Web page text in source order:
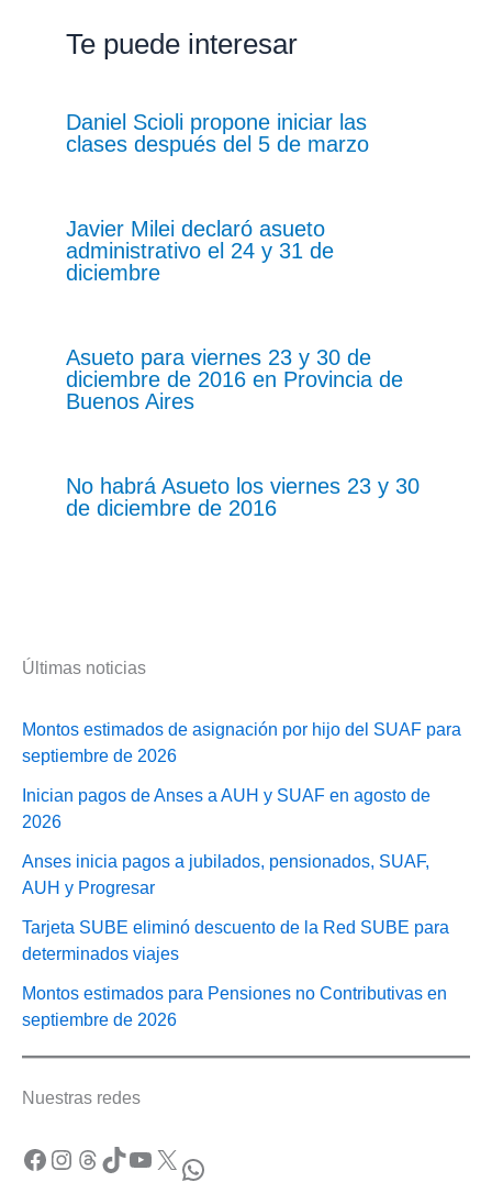
Te puede interesar
Daniel Scioli propone iniciar las
clases después del 5 de marzo
Javier Milei declaró asueto
administrativo el 24 y 31 de
diciembre
Asueto para viernes 23 y 30 de
diciembre de 2016 en Provincia de
Buenos Aires
No habrá Asueto los viernes 23 y 30
de diciembre de 2016
Últimas noticias
Montos estimados de asignación por hijo del SUAF para
septiembre de 2026
Inician pagos de Anses a AUH y SUAF en agosto de
2026
Anses inicia pagos a jubilados, pensionados, SUAF,
AUH y Progresar
Tarjeta SUBE eliminó descuento de la Red SUBE para
determinados viajes
Montos estimados para Pensiones no Contributivas en
septiembre de 2026
Nuestras redes
Facebook Instagram Threads TikTok YouTube X WhatsApp